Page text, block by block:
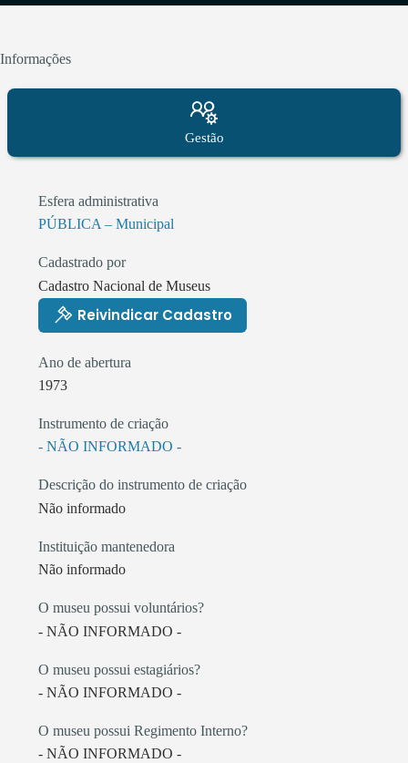
Informações
Gestão
Esfera administrativa
PÚBLICA – Municipal
Cadastrado por
Cadastro Nacional de Museus
Reivindicar Cadastro
Ano de abertura
1973
Instrumento de criação
- NÃO INFORMADO -
Descrição do instrumento de criação
Não informado
Instituição mantenedora
Não informado
O museu possui voluntários?
- NÃO INFORMADO -
O museu possui estagiários?
- NÃO INFORMADO -
O museu possui Regimento Interno?
- NÃO INFORMADO -